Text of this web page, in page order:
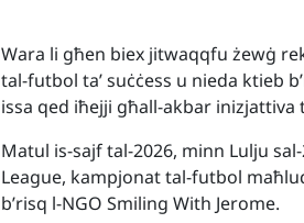
Wara li għen biex jitwaqqfu żewġ
tal-futbol ta’ suċċess u nieda ktieb
issa qed iħejji għall-akbar inizjattiva
Matul is-sajf tal-2026, minn Lulju
League, kampjonat tal-futbol
b’risq l-NGO Smiling With Jerome.